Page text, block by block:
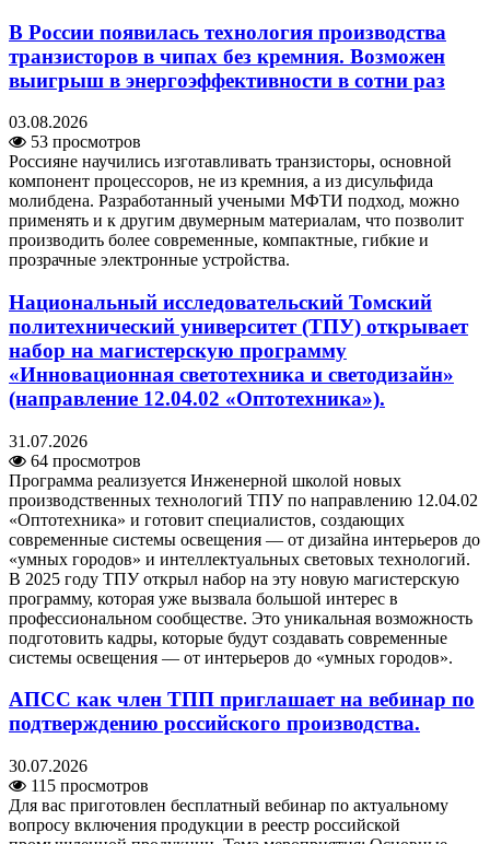
В России появилась технология производства
транзисторов в чипах без кремния. Возможен
выигрыш в энергоэффективности в сотни раз
03.08.2026
53 просмотров
Россияне научились изготавливать транзисторы, основной
компонент процессоров, не из кремния, а из дисульфида
молибдена. Разработанный учеными МФТИ подход, можно
применять и к другим двумерным материалам, что позволит
производить более современные, компактные, гибкие и
прозрачные электронные устройства.
Национальный исследовательский Томский
политехнический университет (ТПУ) открывает
набор на магистерскую программу
«Инновационная светотехника и светодизайн»
(направление 12.04.02 «Оптотехника»).
31.07.2026
64 просмотров
Программа реализуется Инженерной школой новых
производственных технологий ТПУ по направлению 12.04.02
«Оптотехника» и готовит специалистов, создающих
современные системы освещения — от дизайна интерьеров до
«умных городов» и интеллектуальных световых технологий.
В 2025 году ТПУ открыл набор на эту новую магистерскую
программу, которая уже вызвала большой интерес в
профессиональном сообществе. Это уникальная возможность
подготовить кадры, которые будут создавать современные
системы освещения — от интерьеров до «умных городов».
АПСС как член ТПП приглашает на вебинар по
подтверждению российского производства.
30.07.2026
115 просмотров
Для вас приготовлен бесплатный вебинар по актуальному
вопросу включения продукции в реестр российской